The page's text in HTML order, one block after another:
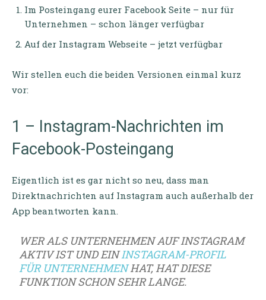
Im Posteingang eurer Facebook Seite – nur für
Unternehmen – schon länger verfügbar
Auf der Instagram Webseite – jetzt verfügbar
Wir stellen euch die beiden Versionen einmal kurz
vor:
1 – Instagram-Nachrichten im
Facebook-Posteingang
Eigentlich ist es gar nicht so neu, dass man
Direktnachrichten auf Instagram auch außerhalb der
App beantworten kann.
WER ALS UNTERNEHMEN AUF INSTAGRAM
AKTIV IST UND EININSTAGRAM-PROFIL
FÜR UNTERNEHMENHAT, HAT DIESE
FUNKTION SCHON SEHR LANGE.